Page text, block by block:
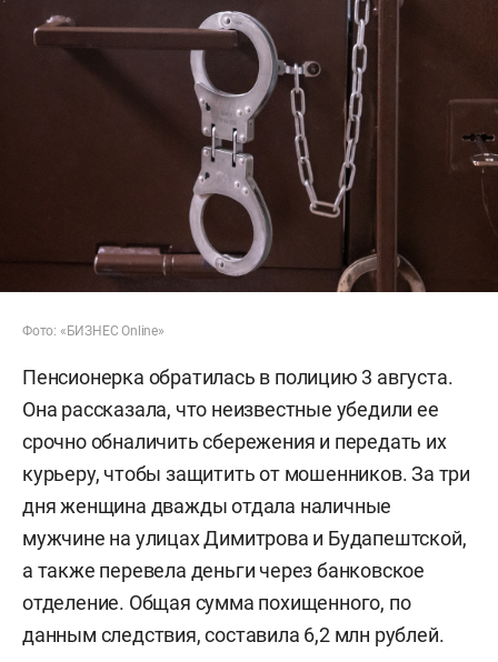
Фото: «БИЗНЕС Online»
Пенсионерка обратилась в полицию 3 августа.
Она рассказала, что неизвестные убедили ее
срочно обналичить сбережения и передать их
курьеру, чтобы защитить от мошенников. За три
дня женщина дважды отдала наличные
мужчине на улицах Димитрова и Будапештской,
а также перевела деньги через банковское
отделение. Общая сумма похищенного, по
данным следствия, составила 6,2 млн рублей.